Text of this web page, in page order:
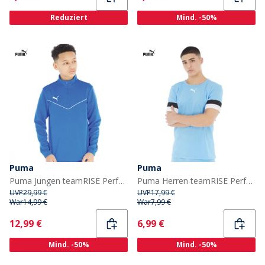
Reduziert Mind. -50%
Puma
Puma Jungen teamRISE Performance Sporttops Blau
UVP29,99 €
War14,99 €
Current
12,99 €
Mind. -50%
Puma
Puma Herren teamRISE Performance Sporttops Blau
UVP17,99 €
War7,99 €
Current
6,99 €
Mind. -50%